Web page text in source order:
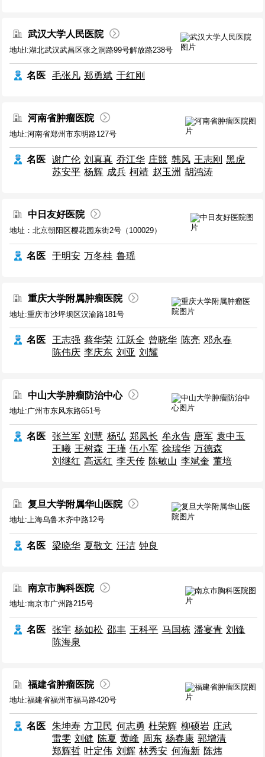
武汉大学人民医院
地址l:湖北武汉武昌区张之洞路99号解放路238号
名医 毛张凡 郑勇斌 于红刚
河南省肿瘤医院
地址:河南省郑州市东明路127号
名医 谢广伦 刘真真 乔江华 庄競 韩风 王志刚
黑虎
苏安平 杨辉 成兵 柯靖 赵玉洲 胡鸿涛
中日友好医院
地址：北京朝阳区樱花园东街2号（100029）
名医 于明安 万冬桂 鲁瑶
重庆大学附属肿瘤医院
地址:重庆市沙坪坝区汉渝路181号
名医 王志强 蔡华荣 江跃全 曾晓华 陈亮 邓永春
陈伟庆 李庆东 刘亚 刘耀
中山大学肿瘤防治中心
地址:广州市东风东路651号
名医 张兰军 刘慧 杨弘 郑凤长 牟永告 唐军 袁中玉
王曦 王树森 王瑾 伍小军 徐瑞华 万德森
刘继红 高远红 李天传 陈敏山 李斌奎 董培
复旦大学附属华山医院
地址:上海乌鲁木齐中路12号
名医 梁晓华 夏敬文 汪洁 钟良
南京市胸科医院
地址:南京市广州路215号
名医 张宇 杨如松 邵丰 王科平 马国栋 潘宴青 刘锋
陈海泉
福建省肿瘤医院
地址:福建省福州市福马路420号
名医 朱坤寿 方卫民 何志勇 杜荣辉 柳硕岩 庄武
雷雯 刘健 陈夏 黄峰 周东 杨春康 郭增清
郑辉哲 叶定伟 刘辉 林秀安 何海新 陈炜